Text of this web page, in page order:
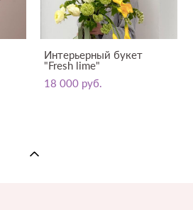
Интерьерный букет
"Fresh lime"
18 000 pуб.